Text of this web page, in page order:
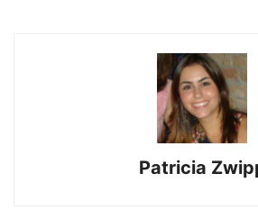
Patricia